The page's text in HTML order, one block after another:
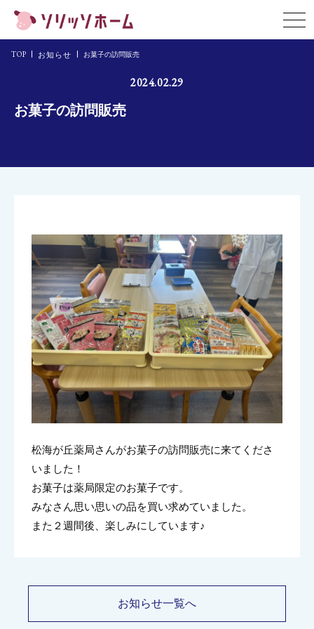
2024.02.29
お菓子の訪問販売
TOP お知らせ お菓子の訪問販売
松海が丘薬局さんがお菓子の訪問販売に来てくださ
いました！
お菓子は薬局限定のお菓子です。
みなさん思い思いの品を買い求めていました。
また２週間後、楽しみにしています♪
お知らせ一覧へ